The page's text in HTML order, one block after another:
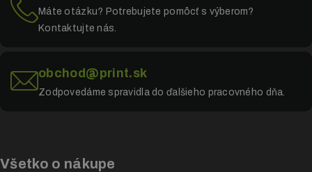
Máte otázku? Potrebujete pomôcť s výberom?
Kontaktujte nás.
obchod@print.sk
Zodpovedáme spravidla do ďalšieho pracovného dňa.
Všetko o nákupe